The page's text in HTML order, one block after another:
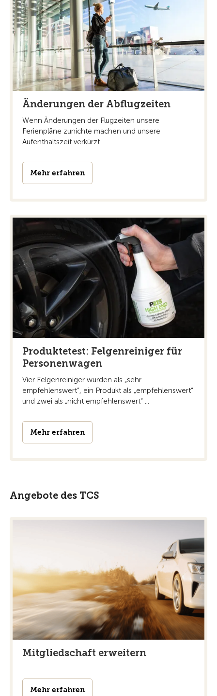
Änderungen der Abflugzeiten
Wenn Änderungen der Flugzeiten unsere
Ferienpläne zunichte machen und unsere
Aufenthaltszeit verkürzt.
Mehr erfahren
Produktetest: Felgenreiniger für
Personenwagen
Vier Felgenreiniger wurden als „sehr
empfehlenswert“, ein Produkt als „empfehlenswert“
und zwei als „nicht empfehlenswert“ ...
Mehr erfahren
Angebote des TCS
Mitgliedschaft erweitern
Mehr erfahren